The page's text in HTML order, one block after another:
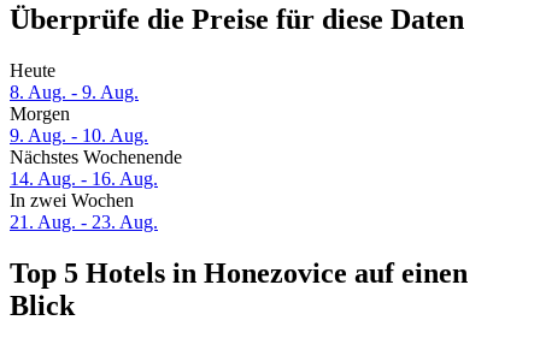
Überprüfe die Preise für diese Daten
Heute
8. Aug. - 9. Aug.
Morgen
9. Aug. - 10. Aug.
Nächstes Wochenende
14. Aug. - 16. Aug.
In zwei Wochen
21. Aug. - 23. Aug.
Top 5 Hotels in Honezovice auf einen
Blick